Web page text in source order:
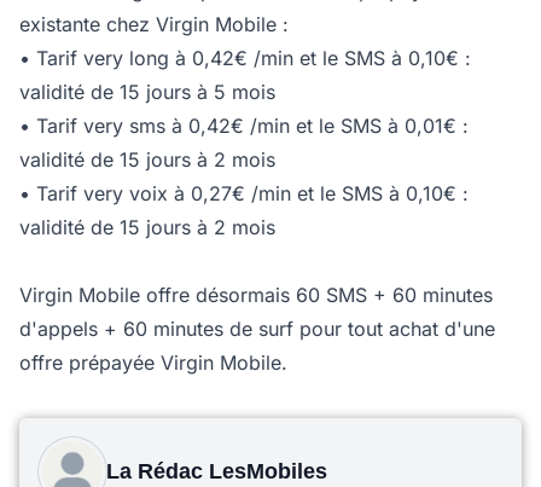
existante chez Virgin Mobile :
• Tarif very long à 0,42€ /min et le SMS à 0,10€ :
validité de 15 jours à 5 mois
• Tarif very sms à 0,42€ /min et le SMS à 0,01€ :
validité de 15 jours à 2 mois
• Tarif very voix à 0,27€ /min et le SMS à 0,10€ :
validité de 15 jours à 2 mois
Virgin Mobile offre désormais 60 SMS + 60 minutes
d'appels + 60 minutes de surf pour tout achat d'une
offre prépayée Virgin Mobile.
La Rédac LesMobiles